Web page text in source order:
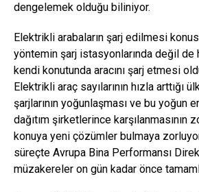
dengelemek olduğu biliniyor.
Elektrikli arabaların şarj edilmesi
yöntemin şarj istasyonlarında değil de
kendi konutunda aracını şarj etmesi
Elektrikli araç sayılarının hızla arttığı
şarjlarının yoğunlaşması ve bu yoğun
dağıtım şirketlerince karşılanmasının
konuya yeni çözümler bulmaya zorluyor.
süreçte Avrupa Bina Performansı
müzakereler on gün kadar önce